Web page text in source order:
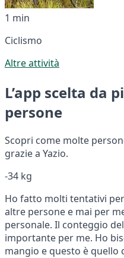
1 min
Ciclismo
Altre attività
L’app scelta da
persone
Scopri come molte
grazie a Yazio.
-34 kg
Ho fatto molti tentativi
altre persone e mai per
personale. Il conteggio
importante per me. Ho
mangio e questo è quello